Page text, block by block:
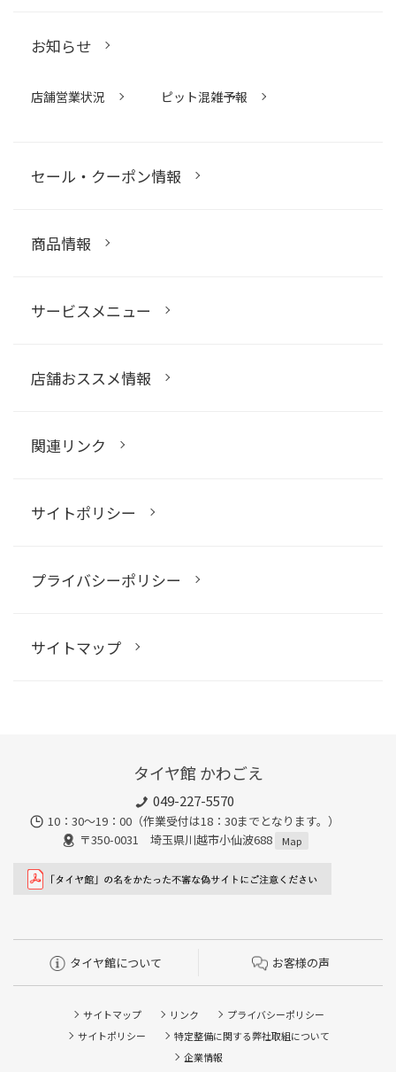
お知らせ
店舗営業状況 ピット混雑予報
セール・クーポン情報
商品情報
サービスメニュー
店舗おススメ情報
関連リンク
サイトポリシー
プライバシーポリシー
サイトマップ
タイヤ館 かわごえ
049-227-5570
10：30～19：00（作業受付は18：30までとなります。）
〒350-0031 埼玉県川越市小仙波688
Map
タイヤ館について お客様の声
サイトマップ リンク
プライバシーポリシー
サイトポリシー
特定整備に関する弊社取組について
企業情報